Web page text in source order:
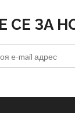
СЕ ЗА